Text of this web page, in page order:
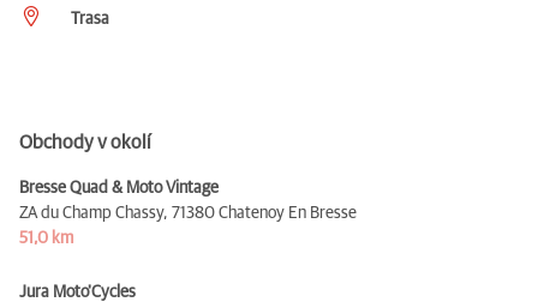
Trasa
Obchody v okolí
Bresse Quad & Moto Vintage
ZA du Champ Chassy, 71380 Chatenoy En Bresse
51,0 km
Jura Moto'Cycles